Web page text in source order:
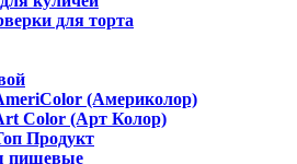
для торта
(Америколор)
Color (Арт Колор)
Продукт
пищевые